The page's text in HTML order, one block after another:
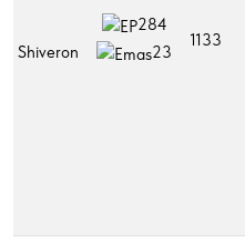
Shiveron
284
23
1133